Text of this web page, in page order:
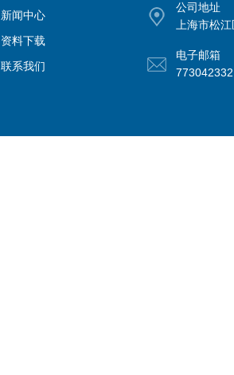
新闻中心
资料下载
联系我们
公司地址
上海市松
电子邮箱